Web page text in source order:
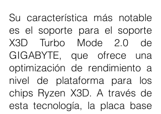
Su característica más notable
es el soporte para el soporte
X3D Turbo Mode 2.0 de
GIGABYTE, que ofrece una
optimización de rendimiento a
nivel de plataforma para los
chips Ryzen X3D. A través de
esta tecnología, la placa base